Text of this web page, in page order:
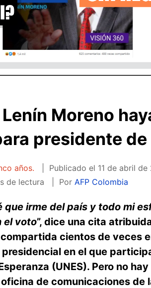
Moreno
presidente
años. Publicado el 11 de abril de
de lectura
PorAFP Colombia
irme del país y todo mi
el voto”, dice una cita
cientos de veces
en el que
(UNES). Pero no
de comunicaciones de